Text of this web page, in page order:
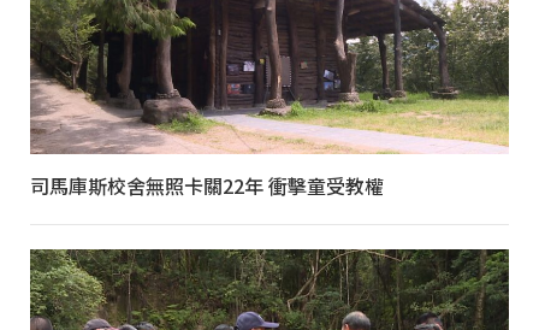
司馬庫斯校舍無照卡關22年 衝擊童受教權